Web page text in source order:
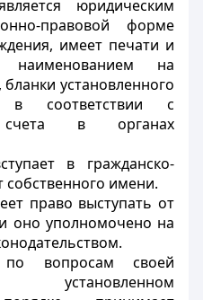
юридическим
правовой форме
имеет печати и
на
установленного
соответствии с
счета в органах
в гражданско-
имени.
право выступать от
оно уполномочено на
вопросам своей